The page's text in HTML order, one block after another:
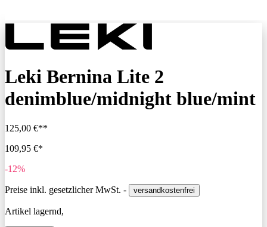
Leki Bernina Lite 2
denimblue/midnight blue/mint
125,00 €**
109,95 €*
-12%
Preise inkl. gesetzlicher MwSt. - versandkostenfrei
Artikel lagernd,